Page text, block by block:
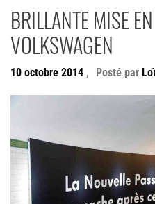
BRILLANTE MISE
VOLKSWAGEN
10 octobre 2014 , Posté par